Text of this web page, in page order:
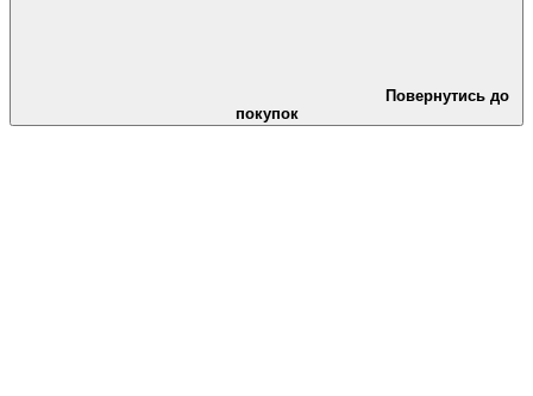
Повернутись до
покупок